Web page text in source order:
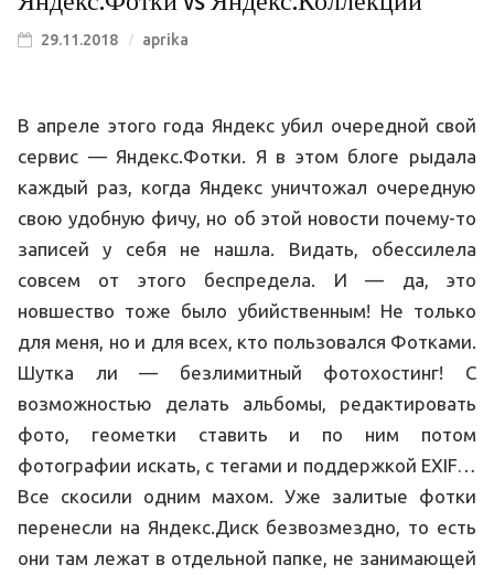
29.11.2018 aprika
В апреле этого года Яндекс убил очередной свой
сервис — Яндекс.Фотки. Я в этом блоге рыдала
каждый раз, когда Яндекс уничтожал очередную
свою удобную фичу, но об этой новости почему-то
записей у себя не нашла. Видать, обессилела
совсем от этого беспредела. И — да, это
новшество тоже было убийственным! Не только
для меня, но и для всех, кто пользовался Фотками.
Шутка ли — безлимитный фотохостинг! С
возможностью делать альбомы, редактировать
фото, геометки ставить и по ним потом
фотографии искать, с тегами и поддержкой EXIF…
Все скосили одним махом. Уже залитые фотки
перенесли на Яндекс.Диск безвозмездно, то есть
они там лежат в отдельной папке, не занимающей